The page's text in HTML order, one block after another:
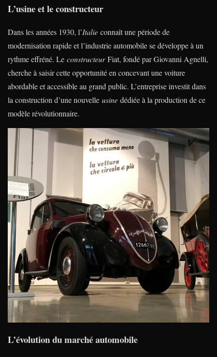
L’usine et le constructeur
Dans les années 1930, l’Italie connaît une période de
modernisation rapide et l’industrie automobile se développe à un
rythme effréné. Le constructeurFiat, fondé par Giovanni Agnelli,
cherche à saisir cette opportunité en concevant une voiture
abordable et accessible au grand public. L’entreprise investit dans
la construction d’une nouvelle usine dédiée à la production de ce
modèle révolutionnaire.
L’évolution du marché automobile